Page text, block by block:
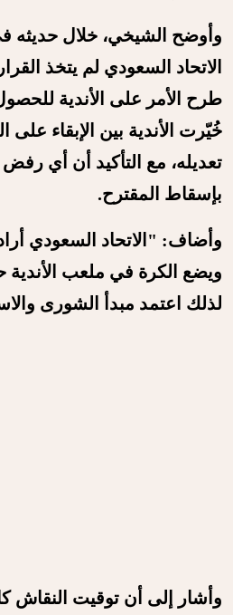
وأوضح الشيخي، خلال حديثه في
الاتحاد السعودي لم يتخذ
طرح الأمر على الأندية
خُيّرت الأندية بين الإبقاء على
تعديله، مع التأكيد أن أي
بإسقاط المقترح.
وأضاف: "الاتحاد السعودي
ويضع الكرة في ملعب الأندية
لذلك اعتمد مبدأ الشورى
وأشار إلى أن توقيت النقاش